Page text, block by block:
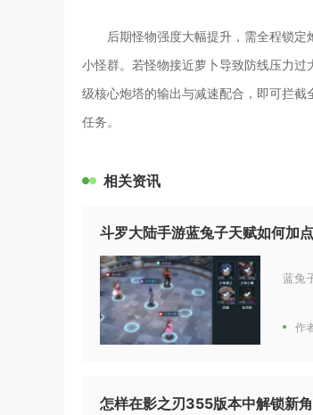
后期怪物强度大幅提升，需全程锁
小怪群。若怪物接近萝卜导致防线压力
级核心炮塔的输出与减速配合，即可拦
任务。
相关资讯
斗罗大陆手游蓝兔子天赋如何加点
蓝兔
作
怎样在影之刃355版本中解锁新